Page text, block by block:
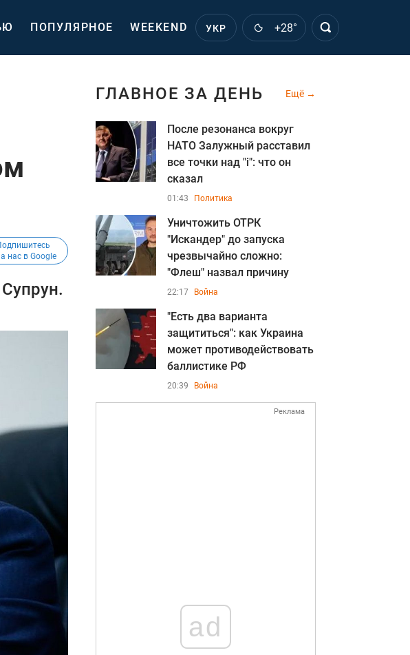
ПОПУЛЯРНОЕ WEEKEND УКР +28°
нас в Google
ГЛАВНОЕ ЗА ДЕНЬ Ещё
После резонанса вокруг
НАТО Залужный расставил
все точки над "i": что он
сказал
01:43 Политика
Уничтожить ОТРК
"Искандер" до запуска
чрезвычайно сложно:
"Флеш" назвал причину
22:17 Война
"Есть два варианта
защититься": как Украина
может противодействовать
баллистике РФ
20:39 Война
Реклама
ad